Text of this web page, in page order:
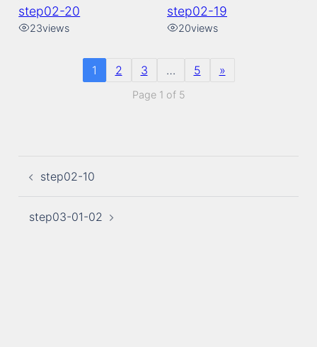
step02-20
23views
step02-19
20views
1 2 3 … 5 »
Page 1 of 5
稿
ナ
ビ
step02-10
step03-01-02